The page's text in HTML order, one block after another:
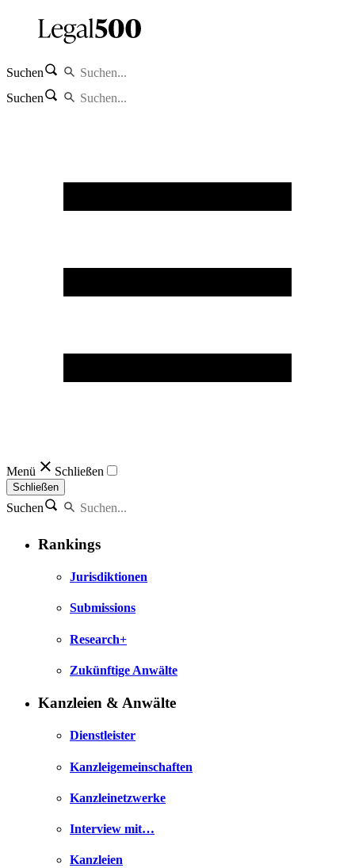
Suchen
Suchen
Menü Schließen
Schließen
Suchen
Rankings
Jurisdiktionen
Submissions
Research+
Zukünftige Anwälte
Kanzleien & Anwälte
Dienstleister
Kanzleigemeinschaften
Kanzleinetzwerke
Interview mit…
Kanzleien